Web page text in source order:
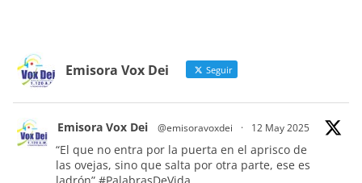
Emisora Vox Dei Seguir
Emisora Vox Dei @emisoravoxdei · 12 May 2025
“El que no entra por la puerta en el aprisco de
las ovejas, sino que salta por otra parte, ese es